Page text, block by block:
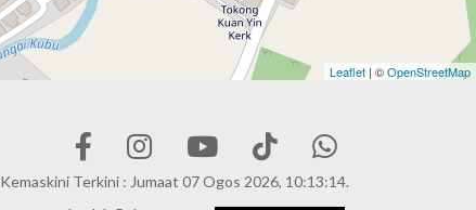
Leaflet | ©OpenStreetMap
Kemaskini Terkini : Jumaat 07 Ogos 2026, 10:13:14.